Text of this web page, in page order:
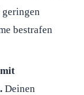
bestrafen
Deinen